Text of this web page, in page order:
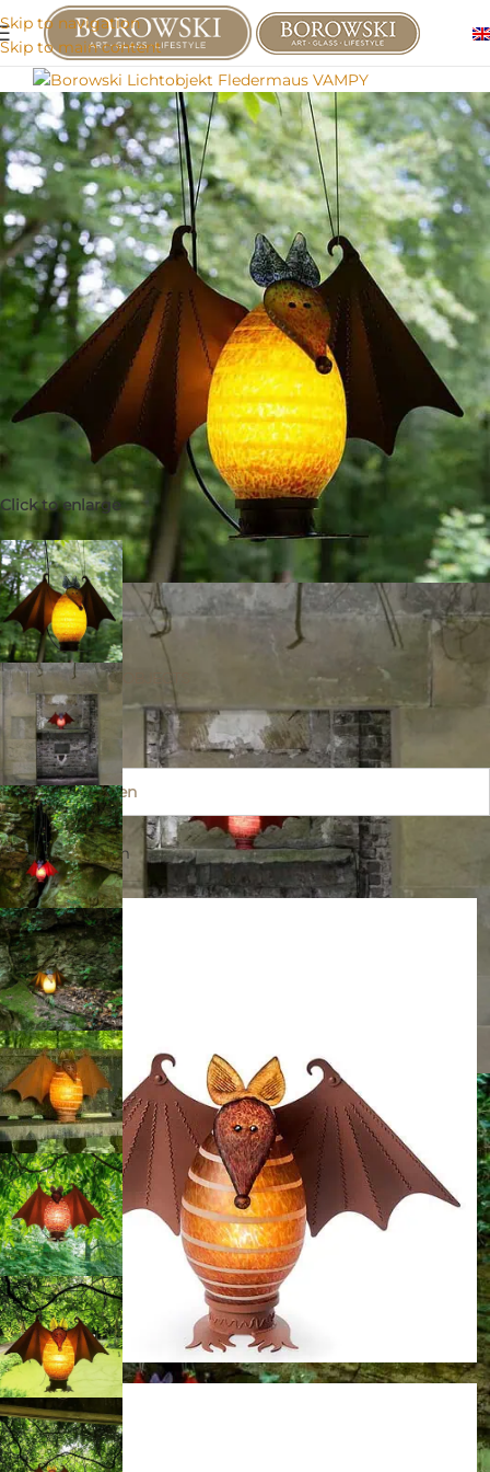
Skip to navigation
Skip to main content
Click to enlarge
VAMPY
Anfrage senden
75 × 32 × 47 cm
Bernstein